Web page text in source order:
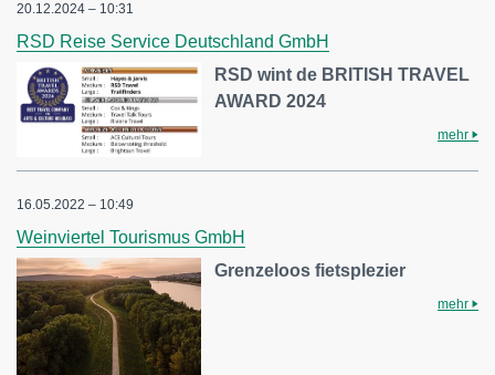
20.12.2024 – 10:31
RSD Reise Service Deutschland GmbH
RSD wint de BRITISH TRAVEL
AWARD 2024
mehr
16.05.2022 – 10:49
Weinviertel Tourismus GmbH
Grenzeloos fietsplezier
mehr